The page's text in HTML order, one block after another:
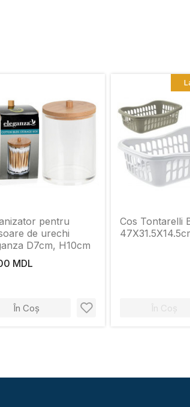
pentru
de urechi
D7cm, H10cm
MDL
În Coș
Cos Tontarelli
În Coș